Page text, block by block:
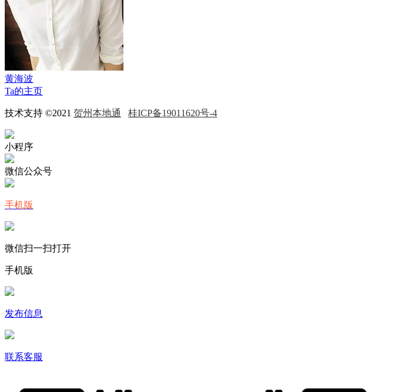
黄海波
Ta的主页
技术支持 ©2021 贺州本地通 桂ICP备19011620号-4
小程序
微信公众号
手机版
微信扫一扫打开
手机版
发布信息
联系客服